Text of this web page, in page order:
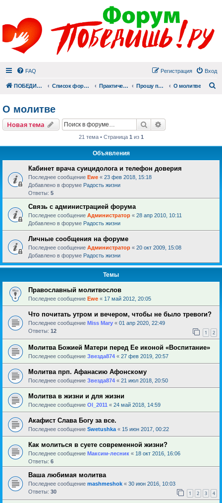
FAQ Вход
Регистрация
ПОБЕДИШЬ.РУ Список форумов Практический раздел Прошу помолиться О молитве
О молитве
Новая тема Поиск
21 тема • Страница 1 из 1
Объявления
Кабинет врача суицидолога и телефон доверия
Последнее сообщение Ewe « 23 фев 2018, 15:18
Добавлено в форуме Радость жизни
Ответы: 5
Связь с администрацией форума
Последнее сообщение Администратор « 28 апр 2010, 10:11
Добавлено в форуме Радость жизни
Личные сообщения на форуме
Последнее сообщение Администратор « 20 окт 2009, 15:08
Добавлено в форуме Радость жизни
Темы
Православный молитвослов
Последнее сообщение Ewe « 17 май 2012, 20:05
Что почитать утром и вечером, чтобы не было тревоги?
Последнее сообщение Miss Mary « 01 апр 2020, 22:49
Ответы: 12 1 2
Молитва Божией Матери перед Ее иконой «Воспитание»
Последнее сообщение Звезда874 « 27 фев 2019, 20:57
Молитва прп. Афанасию Афонскому
Последнее сообщение Звезда874 « 21 июл 2018, 20:50
Молитва в жизни и для жизни
Последнее сообщение Ol_2011 « 24 май 2018, 14:59
Акафист Слава Богу за все.
Последнее сообщение Swetushka « 15 июн 2017, 00:22
Как молиться в суете современной жизни?
Последнее сообщение Максим-лесник « 18 окт 2016, 16:06
Ответы: 6
Ваша любимая молитва
Последнее сообщение mashmeshok « 30 июн 2016, 10:03
Ответы: 30 1 2 3 4